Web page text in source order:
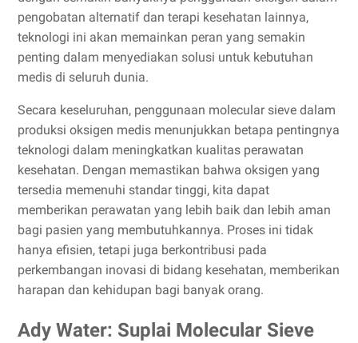
pengobatan alternatif dan terapi kesehatan lainnya,
teknologi ini akan memainkan peran yang semakin
penting dalam menyediakan solusi untuk kebutuhan
medis di seluruh dunia.
Secara keseluruhan, penggunaan molecular sieve dalam
produksi oksigen medis menunjukkan betapa pentingnya
teknologi dalam meningkatkan kualitas perawatan
kesehatan. Dengan memastikan bahwa oksigen yang
tersedia memenuhi standar tinggi, kita dapat
memberikan perawatan yang lebih baik dan lebih aman
bagi pasien yang membutuhkannya. Proses ini tidak
hanya efisien, tetapi juga berkontribusi pada
perkembangan inovasi di bidang kesehatan, memberikan
harapan dan kehidupan bagi banyak orang.
Ady Water: Suplai Molecular Sieve